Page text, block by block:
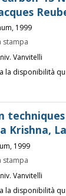
1999
stampa
Vanvitelli
la disponibilità
Krishna,
1999
stampa
Vanvitelli
la disponibilità